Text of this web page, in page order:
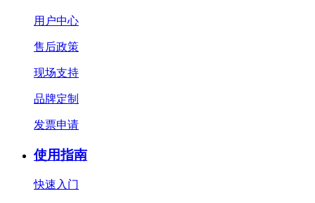
用户中心
售后政策
现场支持
品牌定制
发票申请
使用指南
快速入门